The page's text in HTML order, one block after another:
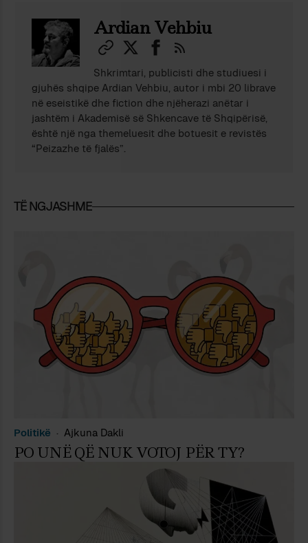
Ardian Vehbiu
Shkrimtari, publicisti dhe studiuesi i
gjuhës shqipe Ardian Vehbiu, autor i mbi 20 librave
në eseistikë dhe fiction dhe njëherazi anëtar i
jashtëm i Akademisë së Shkencave të Shqipërisë,
është një nga themeluesit dhe botuesit e revistës
“Peizazhe të fjalës”.
TË NGJASHME
Politikë Ajkuna Dakli
PO UNË QË NUK VOTOJ PËR TY?